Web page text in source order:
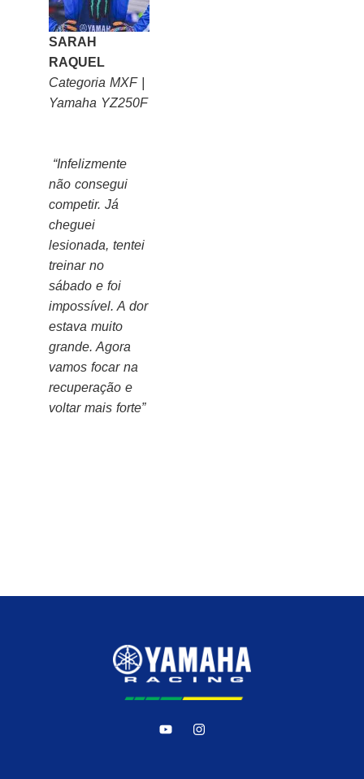
SARAH
RAQUEL
Categoria MXF |
Yamaha YZ250F
“Infelizmente
não consegui
competir. Já
cheguei
lesionada, tentei
treinar no
sábado e foi
impossível. A dor
estava muito
grande. Agora
vamos focar na
recuperação e
voltar mais forte”